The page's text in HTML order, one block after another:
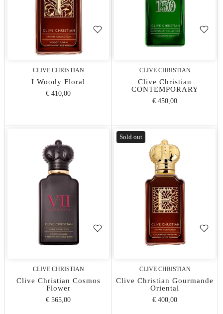
CLIVE CHRISTIAN
I Woody Floral
€ 410,00
CLIVE CHRISTIAN
Clive Christian
CONTEMPORARY
€ 450,00
CLIVE CHRISTIAN
Clive Christian Cosmos
Flower
€ 565,00
Sold out
CLIVE CHRISTIAN
Clive Christian Gourmande
Oriental
€ 400,00